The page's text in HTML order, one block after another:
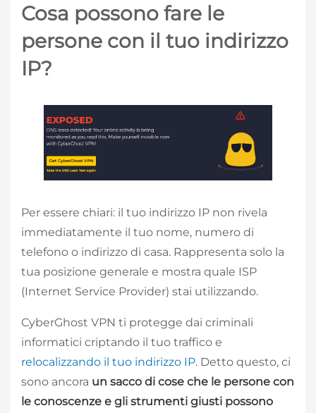
Cosa possono fare le
persone con il tuo indirizzo
IP?
Per essere chiari: il tuo indirizzo IP non rivela
immediatamente il tuo nome, numero di
telefono o indirizzo di casa. Rappresenta solo la
tua posizione generale e mostra quale ISP
(Internet Service Provider) stai utilizzando.
CyberGhost VPN ti protegge dai criminali
informatici criptando il tuo traffico e
relocalizzando il tuo indirizzo IP. Detto questo, ci
sono ancora un sacco di cose che le persone con
le conoscenze e gli strumenti giusti possono